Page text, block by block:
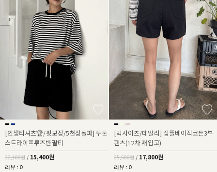
[인생티셔츠🏆/핏보장/5천장돌파] 투톤
스트라이프루즈반팔티
22,100원 / 15,400원
리뷰 : 0
[빅사이즈/데일리] 심플베이직코튼3부
팬츠(12차 재입고)
25,500원 / 17,800원
리뷰 : 0